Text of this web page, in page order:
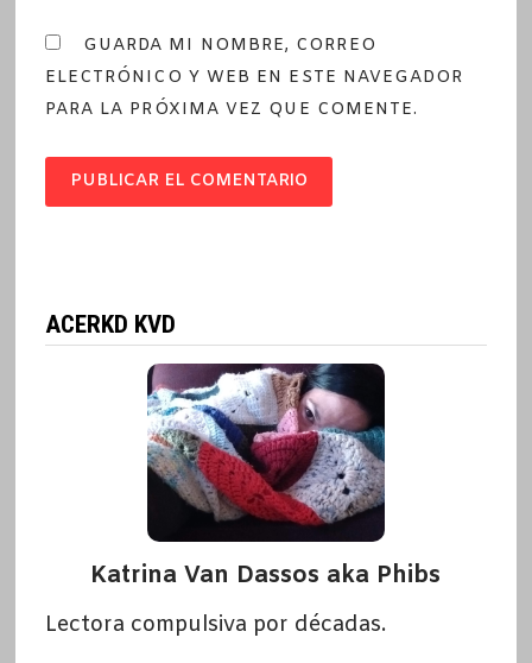
GUARDA MI NOMBRE, CORREO
ELECTRÓNICO Y WEB EN ESTE NAVEGADOR
PARA LA PRÓXIMA VEZ QUE COMENTE.
ACERKD KVD
Katrina Van Dassos aka Phibs
Lectora compulsiva por décadas.